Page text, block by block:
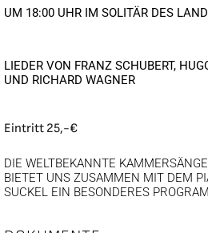
UM 18:00 UHR IM SOLITÄR DES
LIEDER VON FRANZ SCHUBERT,
UND RICHARD WAGNER
Eintritt 25,-€
DIE WELTBEKANNTE
BIETET UNS ZUSAMMEN MIT DEM
SUCKEL EIN BESONDERES